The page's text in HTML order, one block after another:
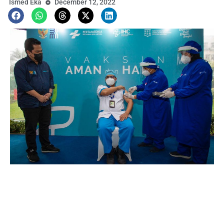
Ismed Eka December 12, 2022